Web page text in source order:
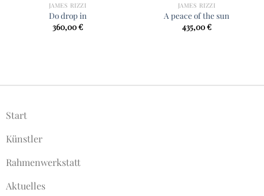
JAMES RIZZI
Do drop in
360,00€
JAMES RIZZI
A peace of the sun
435,00€
Start
Künstler
Rahmenwerkstatt
Aktuelles